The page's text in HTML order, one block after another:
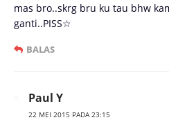
mas bro..skrg bru ku tau bhw
ganti..PISS☆
BALAS
Paul Y
22 MEI 2015 PADA 23:15